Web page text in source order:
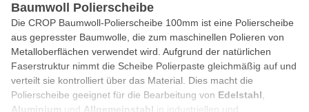
Baumwoll Polierscheibe
Die CROP Baumwoll-Polierscheibe 100mm ist eine Polierscheibe
aus gepresster Baumwolle, die zum maschinellen Polieren von
Metalloberflächen verwendet wird. Aufgrund der natürlichen
Faserstruktur nimmt die Scheibe Polierpaste gleichmäßig auf und
verteilt sie kontrolliert über das Material. Dies macht die
Polierscheibe geeignet für die Bearbeitung von Edelstahl,
Aluminium und Allgemeinstahl in industriellen und